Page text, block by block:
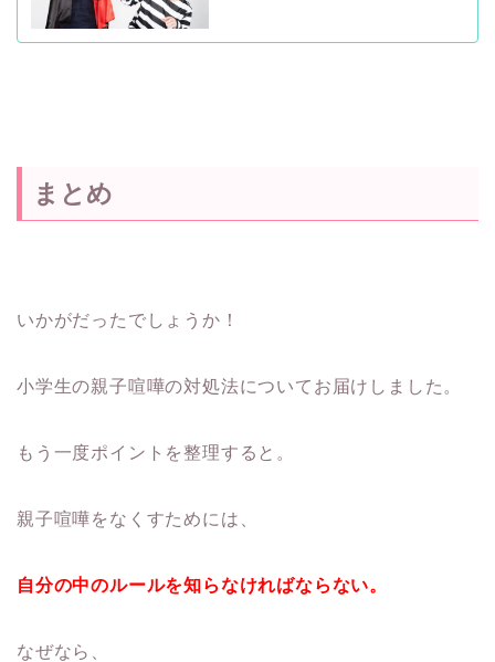
まとめ
いかがだったでしょうか！
小学生の親子喧嘩の対処法についてお届けしました。
もう一度ポイントを整理すると。
親子喧嘩をなくすためには、
自分の中のルールを知らなければならない。
なぜなら、